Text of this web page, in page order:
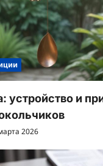
устройство и
2026